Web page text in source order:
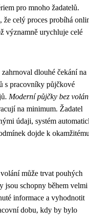
pro mnoho žadatelů.
celý proces probíhá
významně urychluje celé
dlouhé čekání na
s pracovníky půjčkové
Moderní půjčky bez
na minimum. Žadatel
údaji, systém
dojde k
může trvat pouhých
jsou schopny během velmi
informace a vyhodnotit
dobu, kdy by bylo